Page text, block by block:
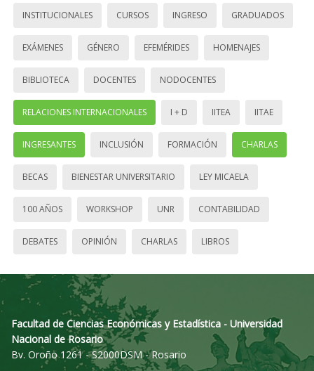
INSTITUCIONALES CURSOS INGRESO GRADUADOS
EXÁMENES GÉNERO EFEMÉRIDES HOMENAJES
BIBLIOTECA DOCENTES NODOCENTES
RELACIONES INTERNACIONALES I + D IITEA IITAE
INGRESANTES INCLUSIÓN FORMACIÓN CHARLAS
BECAS BIENESTAR UNIVERSITARIO LEY MICAELA
100 AÑOS WORKSHOP UNR CONTABILIDAD
DEBATES OPINIÓN CHARLAS LIBROS
Facultad de Ciencias Económicas y Estadística - Universidad
Nacional de Rosario
Bv. Oroño 1261 - S2000DSM - Rosario